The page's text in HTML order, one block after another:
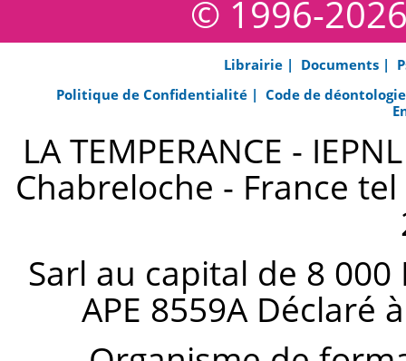
© 1996-2026
Librairie | Documents |
Politique de Confidentialité | Code de
LA TEMPERANCE -
Chabreloche - France
Sarl au capital de 8 000
APE 8559A Déclaré